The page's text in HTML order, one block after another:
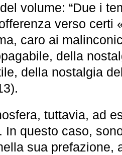
volume: “Due i
verso certi
caro ai
della
della nostalgia
tuttavia, ad
In questo caso,
sua prefazione,